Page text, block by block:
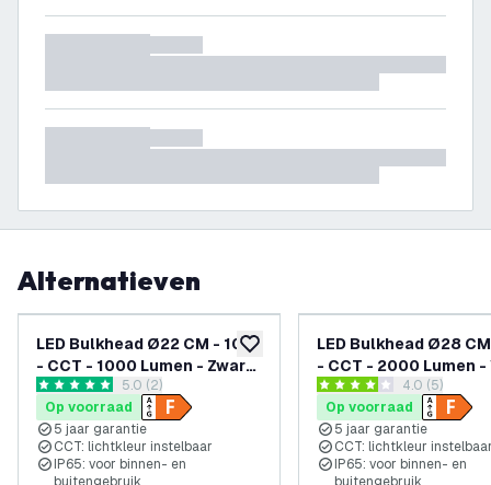
Alternatieven
toevoegen aan verlanglijst
LED Bulkhead Ø22 CM - 10W
- CCT - 1000 Lumen - Zwart
- IP65 Waterdicht - 5 jaar
garantie
reviews drawer openen
5 score sterren5.0 (2)
Op voorraad
5 jaar garantie
CCT: lichtkleur instelbaar
IP65: voor binnen- en
LED Bulkhead Ø28
- CCT - 2000 Lumen
IP65 Waterdicht - 5
garantie
reviews
4 score sterren4.0 (5)
Op voorraad
5 jaar garantie
CCT: lichtkleur
IP65: voor binnen- en